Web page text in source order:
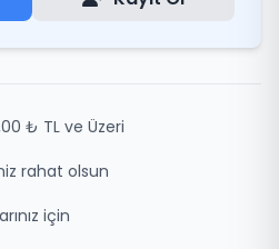
₺ TL ve Üzeri
rahat olsun
için